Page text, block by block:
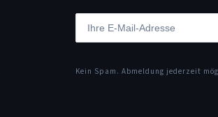
Kein Spam. Abmeldung jederzeit